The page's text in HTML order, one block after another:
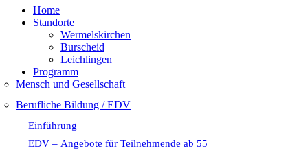
Home
Standorte
Wermelskirchen
Burscheid
Leichlingen
Programm
Mensch und Gesellschaft
Berufliche Bildung / EDV
Einführung
EDV – Angebote für Teilnehmende ab 55